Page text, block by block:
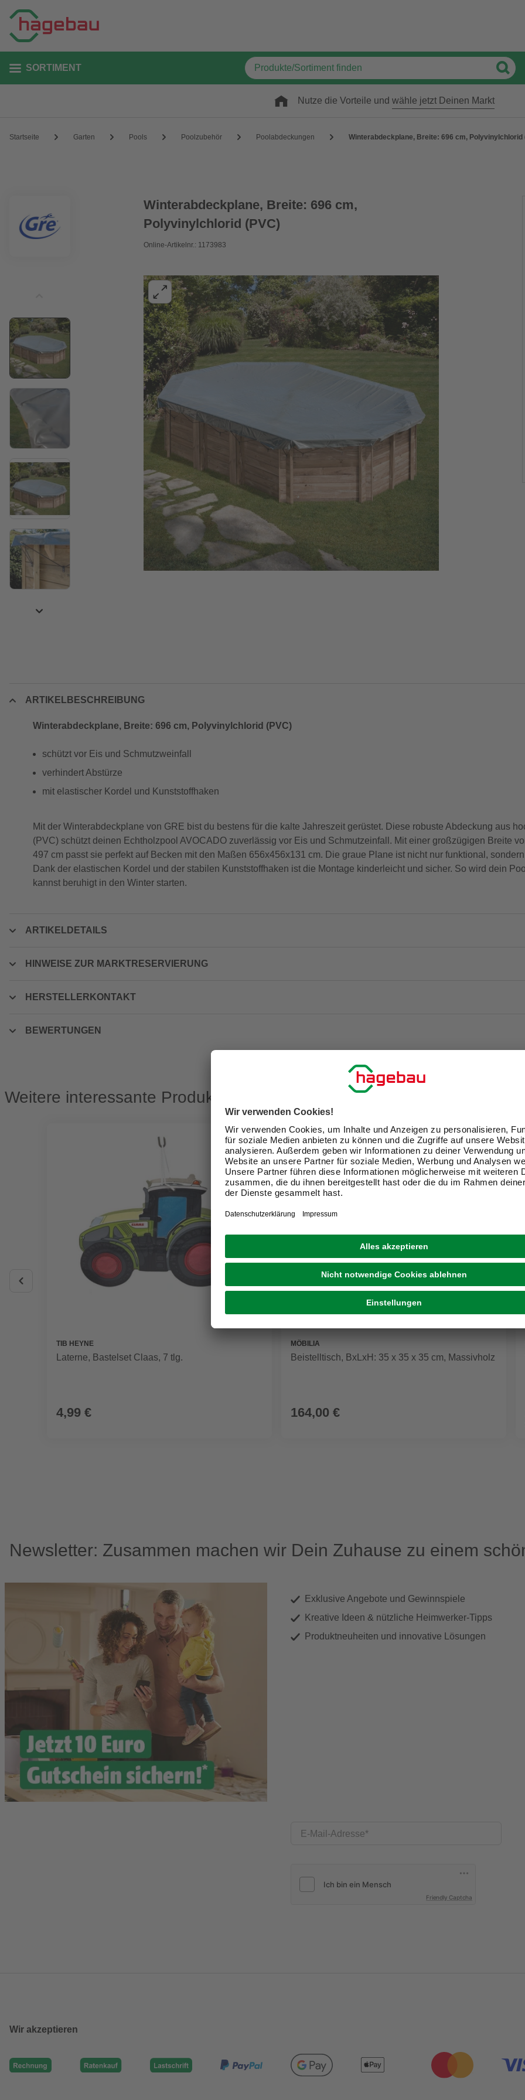
SORTIMENT
Nutze die Vorteile und wähle jetzt Deinen Markt
Startseite Garten Pools Poolzubehör Poolabdeckungen Winterabdeckplane, Breite: 696 cm, Polyvinylchlorid
Winterabdeckplane, Breite: 696 cm,
Polyvinylchlorid (PVC)
Online-Artikelnr.: 1173983
ARTIKELBESCHREIBUNG
Winterabdeckplane, Breite: 696 cm, Polyvinylchlorid (PVC)
schützt vor Eis und Schmutzweinfall
verhindert Abstürze
mit elastischer Kordel und Kunststoffhaken
Mit der Winterabdeckplane von GRE bist du bestens für die kalte Jahreszeit gerüstet. Diese robuste Abdeckung aus
(PVC) schützt deinen Echtholzpool AVOCADO zuverlässig vor Eis und Schmutzeinfall. Mit einer großzügigen Breite
497 cm passt sie perfekt auf Becken mit den Maßen 656x456x131 cm. Die graue Plane ist nicht nur funktional,
Dank der elastischen Kordel und der stabilen Kunststoffhaken ist die Montage kinderleicht und sicher. So wird dein
kannst beruhigt in den Winter starten.
ARTIKELDETAILS
HINWEISE ZUR MARKTRESERVIERUNG
HERSTELLERKONTAKT
BEWERTUNGEN
Weitere interessante Produkte
TIB HEYNE
Laterne, Bastelset Claas, 7 tlg.
4,99 €
MÖBILIA
Beistelltisch, BxLxH: 35 x 35 x 35 cm, Massivholz
164,00 €
Newsletter: Zusammen machen wir Dein Zuhause zu einem
Exklusive Angebote und Gewinnspiele
Kreative Ideen & nützliche Heimwerker-Tipps
Produktneuheiten und innovative Lösungen
E-Mail-Adresse
Friendly Captcha
Wir akzeptieren